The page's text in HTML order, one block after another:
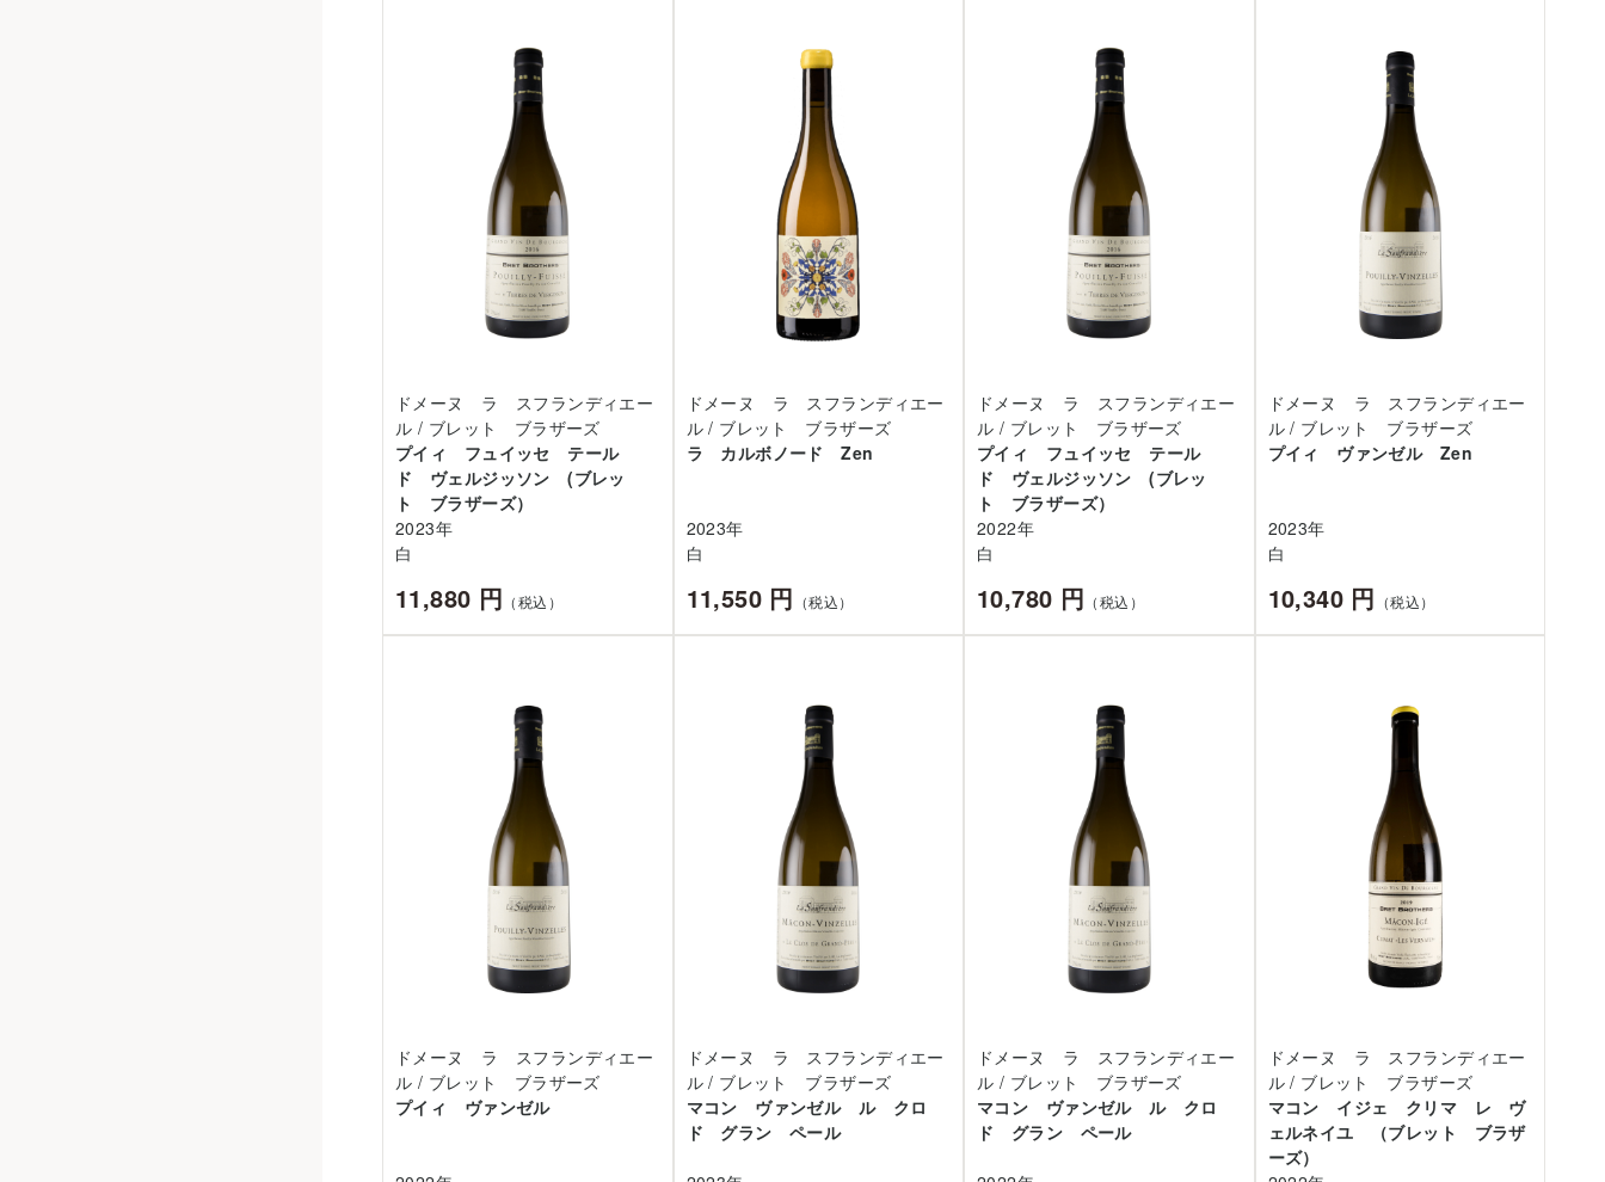
ドメーヌ ラ スフランディエー
ル / ブレット ブラザーズ
プイィ フュイッセ テール
ド ヴェルジッソン (ブレッ
ト ブラザーズ）
2023年
白
11,880 円 （税込）
ドメーヌ ラ スフランディエー
ル / ブレット ブラザーズ
ラ カルボノード Zen
2023年
白
11,550 円 （税込）
ドメーヌ ラ スフランディエー
ル / ブレット ブラザーズ
プイィ フュイッセ テール
ド ヴェルジッソン (ブレッ
ト ブラザーズ）
2022年
白
10,780 円 （税込）
ドメーヌ ラ スフランディエー
ル / ブレット ブラザーズ
プイィ ヴァンゼル Zen
2023年
白
10,340 円 （税込）
ドメーヌ ラ スフランディエー
ル / ブレット ブラザーズ
プイィ ヴァンゼル
ドメーヌ ラ スフランディエー
ル / ブレット ブラザーズ
マコン ヴァンゼル ル クロ
ド グラン ペール
ドメーヌ ラ スフランディエー
ル / ブレット ブラザーズ
マコン ヴァンゼル ル クロ
ド グラン ペール
ドメーヌ ラ スフランディエー
ル / ブレット ブラザーズ
マコン イジェ クリマ レ ヴ
ェルネイユ （ブレット ブラザ
ーズ）